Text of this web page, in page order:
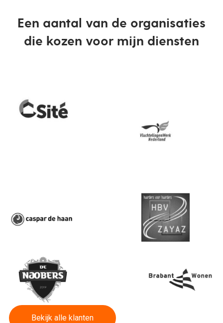
Een aantal van de organisaties
die kozen voor mijn diensten
Bekijk alle klanten